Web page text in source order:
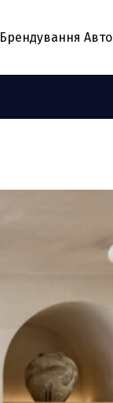
Брендування Авто